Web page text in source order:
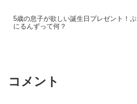
5歳の息子が欲しい誕生日プレゼント！ぷ
にるんずって何？
コメント